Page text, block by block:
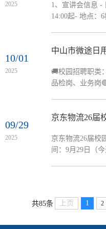
https://
还有学长学姐为
2025
1、宣讲会信息 -
14:00起- 地点：
（应用于3C电子
2024年产值151
位：技术类（研
10/01
2025
中山市微途日
🚚校园招聘职类
品检岗、业务岗
10:00 - 11:00🏠
09/29
2025
京东物流26届
京东物流26届校
间：9月29日（
共85条 上页 1 2